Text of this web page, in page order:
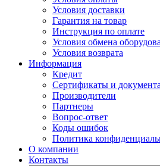
Условия доставки
Гарантия на товар
Инструкция по оплате
Условия обмена
Условия возврата
Информация
Кредит
Сертификаты и
Производители
Партнеры
Вопрос-ответ
Коды ошибок
Политика
О компании
Контакты